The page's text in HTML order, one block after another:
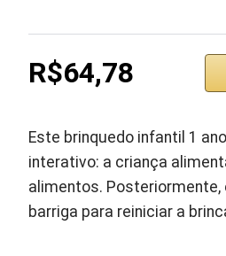
R$64,78
Este brinquedo infantil 1
interativo: a criança
alimentos. Posteriormente,
barriga para reiniciar a